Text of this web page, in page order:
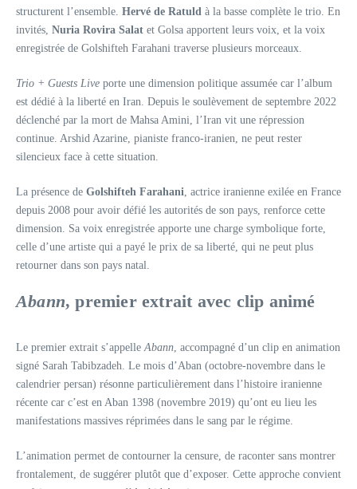
structurent l’ensemble. Hervé de Ratuld à la basse complète le trio. En
invités, Nuria Rovira Salat et Golsa apportent leurs voix, et la voix
enregistrée de Golshifteh Farahani traverse plusieurs morceaux.
Trio + Guests Live porte une dimension politique assumée car l’album
est dédié à la liberté en Iran. Depuis le soulèvement de septembre 2022
déclenché par la mort de Mahsa Amini, l’Iran vit une répression
continue. Arshid Azarine, pianiste franco-iranien, ne peut rester
silencieux face à cette situation.
La présence de Golshifteh Farahani , actrice iranienne exilée en France
depuis 2008 pour avoir défié les autorités de son pays, renforce cette
dimension. Sa voix enregistrée apporte une charge symbolique forte,
celle d’une artiste qui a payé le prix de sa liberté, qui ne peut plus
retourner dans son pays natal.
Abann, premier extrait avec clip animé
Le premier extrait s’appelle Abann , accompagné d’un clip en animation
signé Sarah Tabibzadeh. Le mois d’Aban (octobre-novembre dans le
calendrier persan) résonne particulièrement dans l’histoire iranienne
récente car c’est en Aban 1398 (novembre 2019) qu’ont eu lieu les
manifestations massives réprimées dans le sang par le régime.
L’animation permet de contourner la censure, de raconter sans montrer
frontalement, de suggérer plutôt que d’exposer. Cette approche convient